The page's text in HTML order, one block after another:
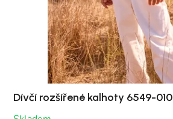
Dívčí rozšířené kalhoty 6549-010